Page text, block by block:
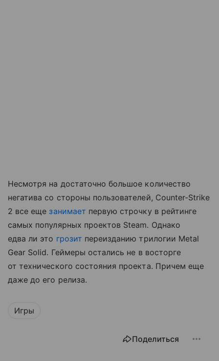
Несмотря на достаточно большое количество
негатива со стороны пользователей, Counter-Strike
2 все еще занимает первую строчку в рейтинге
самых популярных проектов Steam. Однако
едва ли это грозит переизданию трилогии Metal
Gear Solid. Геймеры остались не в восторге
от технического состояния проекта. Причем еще
даже до его релиза.
Игры
Поделиться